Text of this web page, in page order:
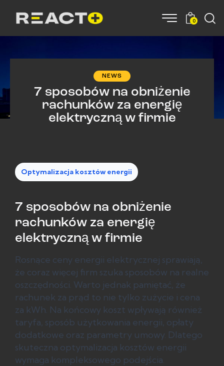
0
NEWS
7 sposobów na obniżenie
rachunków za energię
elektryczną w firmie
Optymalizacja kosztów energii
7 sposobów na obniżenie
rachunków za energię
elektryczną w firmie
Rosnące ceny energii elektrycznej sprawiają,
że coraz więcej firm szuka sposobów na realne
oszczędności. Warto jednak pamiętać, że
rachunek za prąd to nie tylko zużycie i cena
za kWh. Na końcowy koszt wpływają również
taryfa, sposób użytkowania energii, opłaty
dodatkowe oraz parametry umowy. Dlatego
skuteczna optymalizacja kosztów energii
wymaga kompleksowego podejścia.